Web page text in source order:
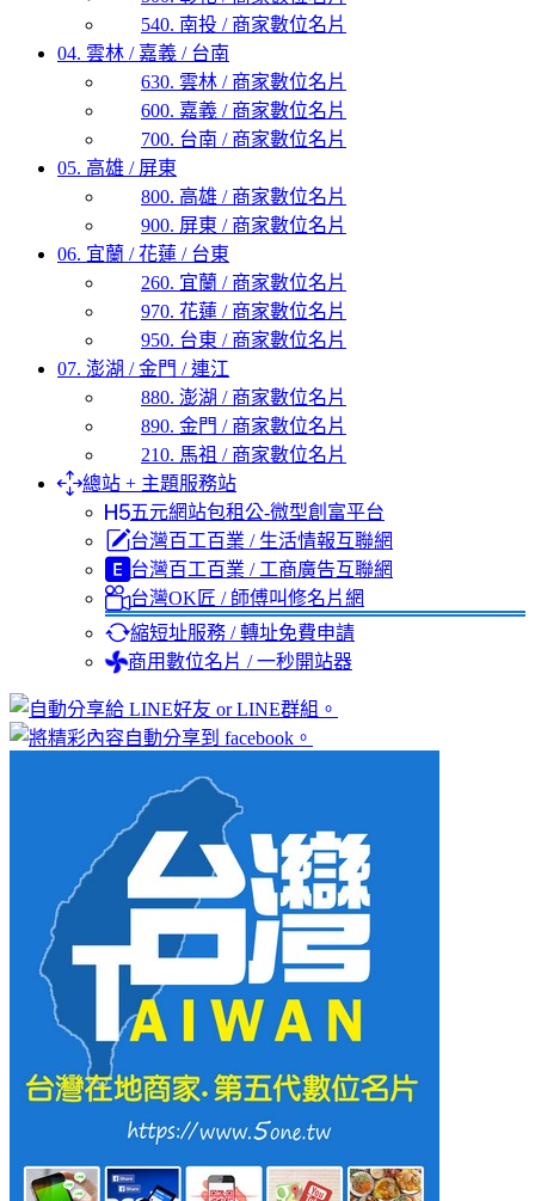
540. 南投 / 商家數位名片
04. 雲林 / 嘉義 / 台南
630. 雲林 / 商家數位名片
600. 嘉義 / 商家數位名片
700. 台南 / 商家數位名片
05. 高雄 / 屏東
800. 高雄 / 商家數位名片
900. 屏東 / 商家數位名片
06. 宜蘭 / 花蓮 / 台東
260. 宜蘭 / 商家數位名片
970. 花蓮 / 商家數位名片
950. 台東 / 商家數位名片
07. 澎湖 / 金門 / 連江
880. 澎湖 / 商家數位名片
890. 金門 / 商家數位名片
210. 馬祖 / 商家數位名片
總站 + 主題服務站
五元網站包租公-微型創富平台
台灣百工百業 / 生活情報互聯網
台灣百工百業 / 工商廣告互聯網
台灣OK匠 / 師傅叫修名片網
縮短址服務 / 轉址免費申請
商用數位名片 / 一秒開站器